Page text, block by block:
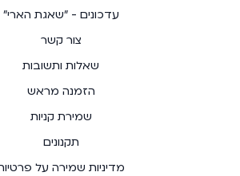
עדכונים - "שאגת הארי"
צור קשר
שאלות ותשובות
הזמנה מראש
שמירת קניות
תקנונים
מדיניות שמירה על